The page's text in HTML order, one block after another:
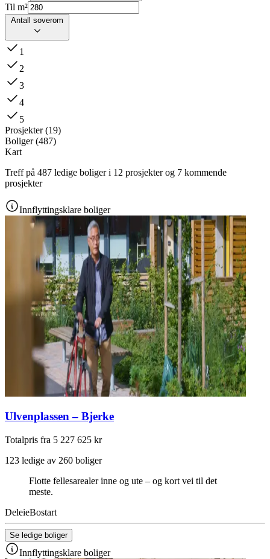
Til m²
Antall soverom
1
2
3
4
5
Prosjekter (19)
Boliger (487)
Kart
Treff på 487 ledige boliger i 12 prosjekter og 7 kommende
prosjekter
Innflyttingsklare boliger
Ulvenplassen – Bjerke
Totalpris fra 5 227 625 kr
123 ledige av 260 boliger
Flotte fellesarealer inne og ute – og kort vei til det
meste.
DeleieBostart
Se ledige boliger
Innflyttingsklare boliger